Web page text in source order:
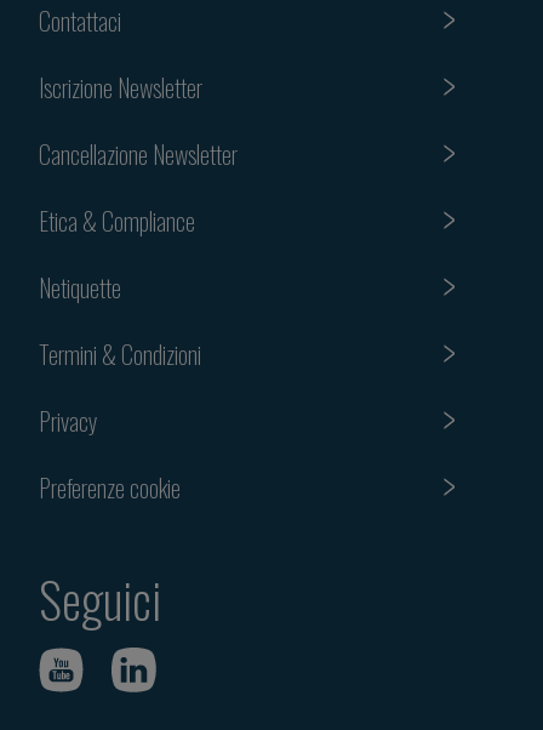
Contattaci
Iscrizione Newsletter
Cancellazione Newsletter
Etica & Compliance
Netiquette
Termini & Condizioni
Privacy
Preferenze cookie
Seguici